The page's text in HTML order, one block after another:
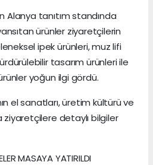
Alanya tanıtım standında
ürünler ziyaretçilerin
ipek ürünleri, muz lifi
tasarım ürünleri ile
yoğun ilgi gördü.
el sanatları, üretim kültürü ve
ziyaretçilere detaylı bilgiler
MASAYA YATIRILDI